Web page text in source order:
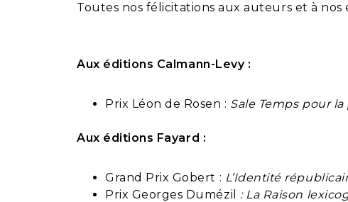
Toutes nos félicitations aux auteurs et à
Aux éditions Calmann-Levy :
Prix Léon de Rosen : Sale Temps pour
Aux éditions Fayard :
Grand Prix Gobert : L’Identité
Prix Georges Dumézil : La Raison